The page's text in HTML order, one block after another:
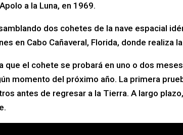
a la Luna, en 1969.
dos cohetes de la nave espacial
en Cabo Cañaveral, Florida, donde realiza
que el cohete se probará en uno o dos
momento del próximo año. La primera
antes de regresar a la Tierra. A largo